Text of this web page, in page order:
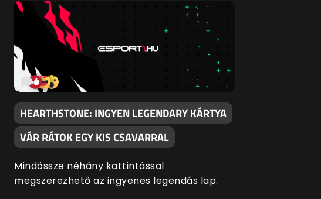
HEARTHSTONE: INGYEN LEGENDARY KÁRTYA
VÁR RÁTOK EGY KIS CSAVARRAL
Mindössze néhány kattintással
megszerezhető az ingyenes legendás lap.